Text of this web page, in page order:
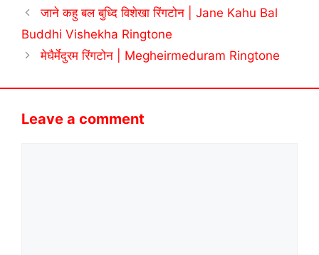
जाने कहु बल बुध्दि विशेखा रिंगटोन | Jane Kahu Bal
Buddhi Vishekha Ringtone
मेघैर्मेदुरम रिंगटोन | Megheirmeduram Ringtone
Leave a comment